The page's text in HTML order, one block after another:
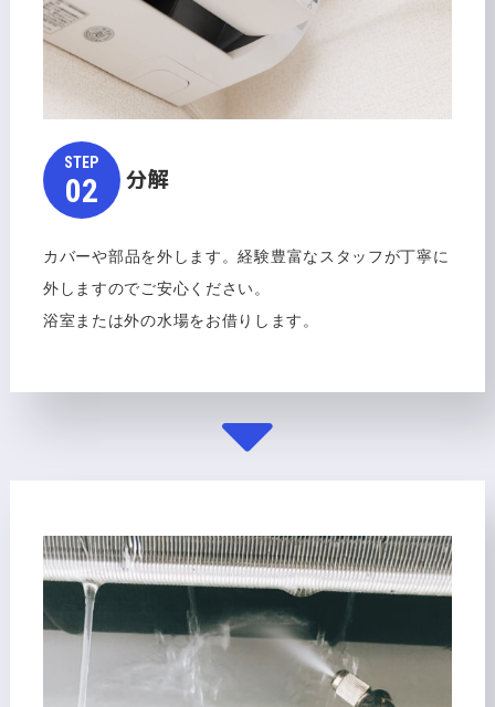
STEP​​​​​
​​​​​​​02 分解
カバーや部品を外します。経験豊富なスタッフが丁寧に
外しますのでご安心ください。
浴室または外の水場をお借りします。